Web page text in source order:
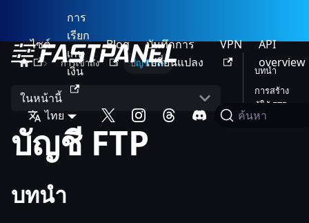
ไซต์
การ
เรียก
เก็บ
เงิน
Blog
บันทึกการ
เปลี่ยนแปลง
VPN
API
overview
ไทย ค้นหา
การเข้าถึง บัญชี FTP
ในหน้านี้
บัญชี FTP
บทนำ
บทนำ
การสร้าง
ผู้ใช้ FTP